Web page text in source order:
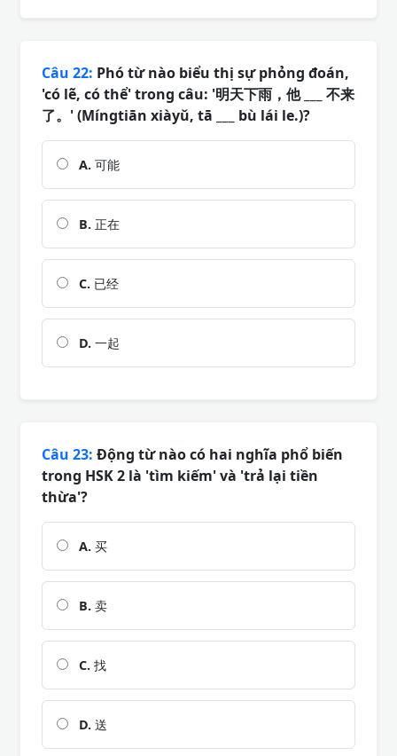
Câu 22: Phó từ nào biểu thị sự phỏng đoán,
'có lẽ, có thể' trong câu: '明天下雨，他 ___ 不来
了。' (Míngtiān xiàyǔ, tā ___ bù lái le.)?
A. 可能
B. 正在
C. 已经
D. 一起
Câu 23: Động từ nào có hai nghĩa phổ biến
trong HSK 2 là 'tìm kiếm' và 'trả lại tiền
thừa'?
A. 买
B. 卖
C. 找
D. 送